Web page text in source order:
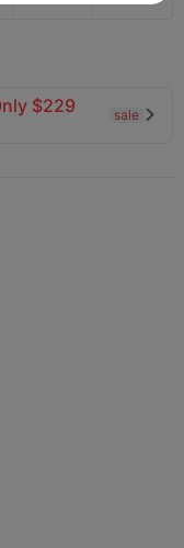
$229
sale 